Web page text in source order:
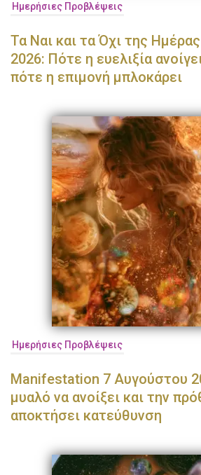
Ημερήσιες Προβλέψεις
Τα Ναι και τα Όχι της
2026: Πότε η ευελιξία
πότε η επιμονή μπλοκάρει
Ημερήσιες Προβλέψεις
Manifestation 7 Αυγούστου
μυαλό να ανοίξει και την
αποκτήσει κατεύθυνση